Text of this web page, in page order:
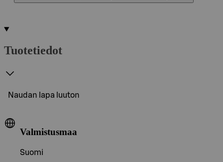
Tuotetiedot
Naudan lapa luuton
Valmistusmaa
Suomi